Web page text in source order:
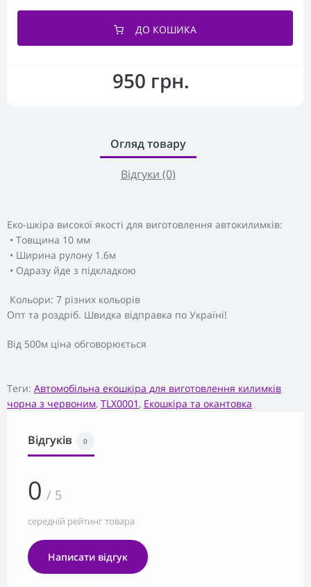
950 грн.
ДО КОШИКА
Огляд товару
Відгуки (0)
Еко-шкіра високої якості для виготовлення автокилимків:
• Товщина 10 мм
• Ширина рулону 1.6м
• Одразу йде з підкладкою
Кольори: 7 різних кольорів
Опт та роздріб. Швидка відправка по Україні!
Від 500м ціна обговорюється
Теги: Автомобільна екошкіра для виготовлення килимків
чорна з червоним, TLX0001 , Екошкіра та окантовка
Відгуків 0
0 / 5
середній рейтинг товара
Написати відгук